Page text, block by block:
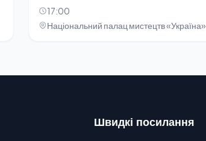
благодійний концерт-телезйомка
17:00
Національний палац мистецтв «Україна»
Швидкі посилання